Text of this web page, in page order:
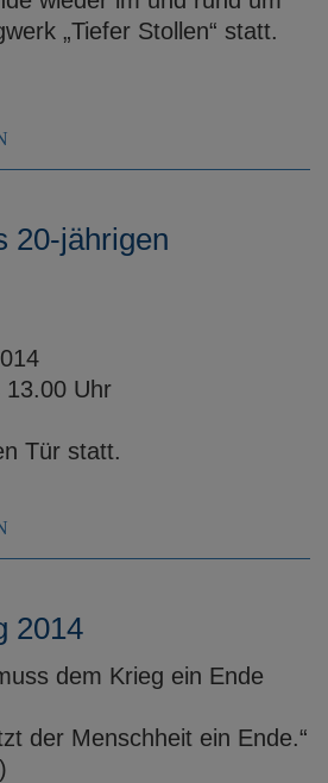
„Tiefer Stollen“ statt.
20-jährigen
13.00 Uhr
Tür statt.
2014
dem Krieg ein Ende
der Menschheit ein Ende.“